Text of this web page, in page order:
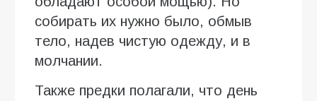
собирать их нужно было, обмыв
тело, надев чистую одежду, и в
молчании.
Также предки полагали, что день